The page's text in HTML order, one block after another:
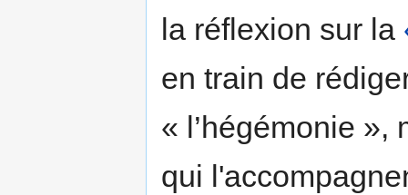
la réflexion sur la
en train de
« l’hégémonie »,
qui